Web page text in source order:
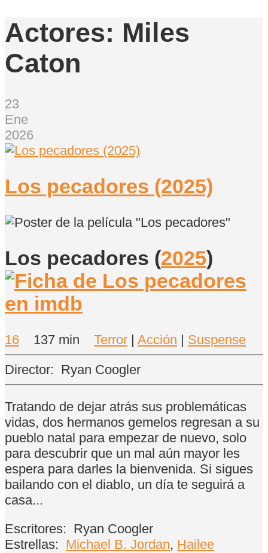
Actores: Miles
Caton
23
Ene
2026
Los pecadores (2025)
Los pecadores (2025)
16 137 min Terror | Acción | Suspense
Director: Ryan Coogler
Tratando de dejar atrás sus problemáticas
vidas, dos hermanos gemelos regresan a su
pueblo natal para empezar de nuevo, solo
para descubrir que un mal aún mayor les
espera para darles la bienvenida. Si sigues
bailando con el diablo, un día te seguirá a
casa...
Escritores: Ryan Coogler
Estrellas: Michael B. Jordan, Hailee